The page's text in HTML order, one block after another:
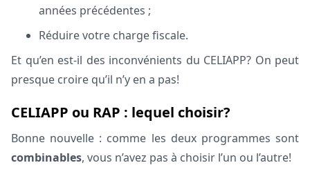
années précédentes ;
Réduire votre charge fiscale.
Et qu’en est-il des inconvénients du CELIAPP? On peut
presque croire qu’il n’y en a pas!
CELIAPP ou RAP : lequel choisir?
Bonne nouvelle : comme les deux programmes sont
combinables, vous n’avez pas à choisir l’un ou l’autre!